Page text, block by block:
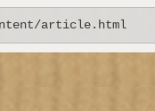
article.html